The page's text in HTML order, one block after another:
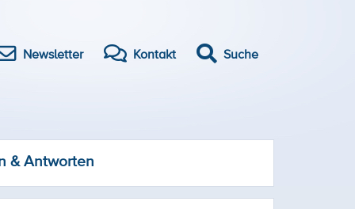
Newsletter Kontakt Suche
& Antworten